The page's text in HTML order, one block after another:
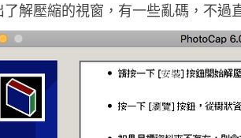
了解壓縮的視窗，有一些亂碼，不過